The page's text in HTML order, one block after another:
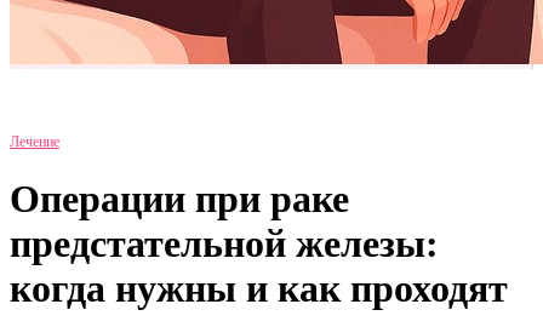
Лечение
Операции при раке
предстательной железы:
когда нужны и как проходят